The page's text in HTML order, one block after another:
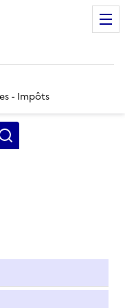
- Impôts
clés, partie du